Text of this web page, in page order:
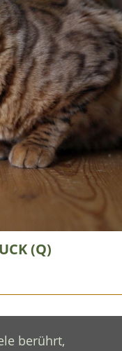
(Q)
berührt,